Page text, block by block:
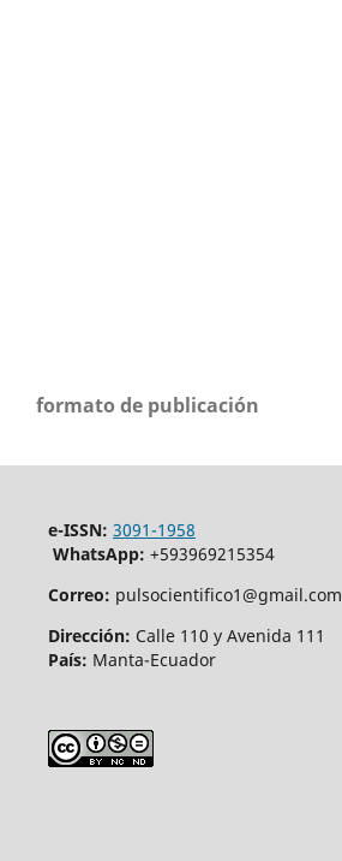
formato de publicación
e-ISSN: 3091-1958
WhatsApp: +593969215354
Correo: pulsocientifico1@gmail.com
Dirección: Calle 110 y Avenida 111
País: Manta-Ecuador